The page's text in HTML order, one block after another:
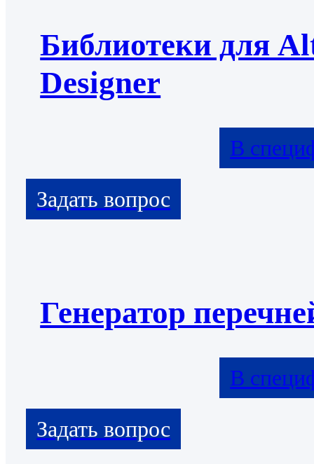
Библиотеки для
Designer
В
Генератор
В